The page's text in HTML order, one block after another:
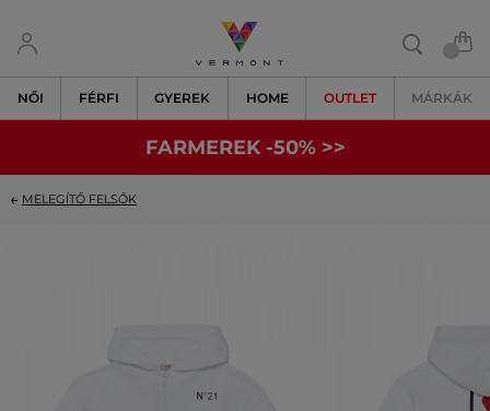
NŐI FÉRFI GYEREK HOME OUTLET MÁRKÁK
FARMEREK -50% >>
MELEGÍTŐ FELSŐK